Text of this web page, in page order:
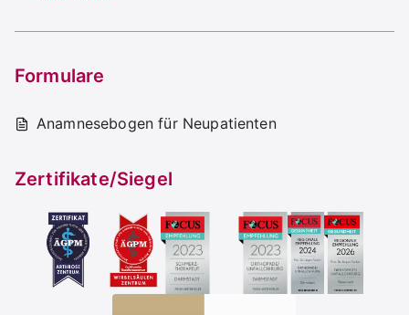
Formulare
Anamnesebogen für Neupatienten
Zertifikate/Siegel